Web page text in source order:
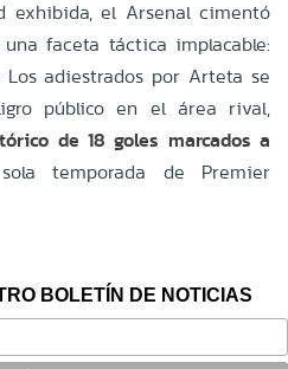
exhibida, el Arsenal cimentó
faceta táctica implacable:
adiestrados por Arteta se
público en el área rival,
de 18 goles marcados a
temporada de Premier
BOLETÍN DE NOTICIAS